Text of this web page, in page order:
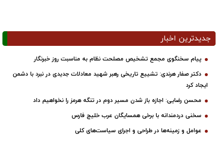
جدیدترین اخبار
پیام سخنگوی مجمع تشخیص مصلحت نظام به مناسبت روز خبرنگار
دکتر صفار هرندی: تشییع تاریخی رهبر شهید معادلات جدیدی در نبرد با دشمن
ایجاد کرد
محسن رضایی: اجازه باز شدن مسیر دوم در تنگه هرمز را نخواهیم داد
سخنی دردمندانه با برخی همسایگان عرب خلیج فارس
عوامل و زمینه‌ها در طراحی و اجرای سیاست‌های کلی